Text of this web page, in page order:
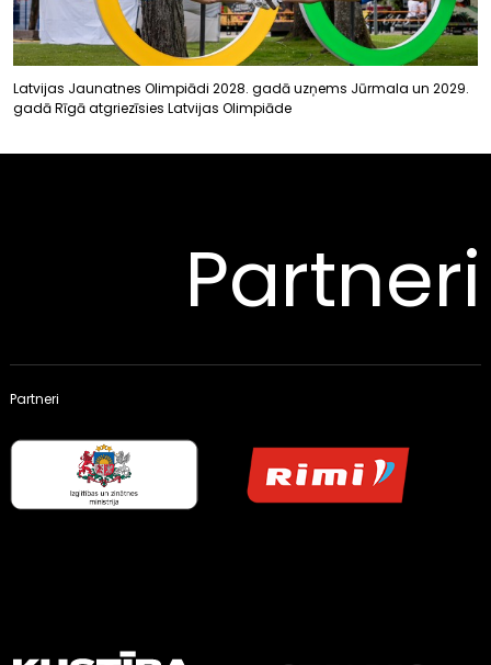
Latvijas Jaunatnes Olimpiādi 2028. gadā uzņems Jūrmala un 2029.
gadā Rīgā atgriezīsies Latvijas Olimpiāde
Partneri
Partneri